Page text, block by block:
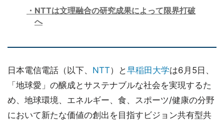
NTTは文理融合の研究成果によって限界打破
へ
日本電信電話（以下、 NTT）と早稲田大学は6月5日、
「地球愛」の醸成とサステナブルな社会を実現するた
め、地球環境、エネルギー、食、スポーツ/健康の分野
において新たな価値の創出を目指すビジョン共有型共